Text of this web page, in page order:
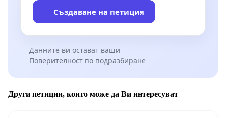
Създаване на петиция
Данните ви остават ваши
Поверителност по подразбиране
Други петиции, които може да Ви интересуват